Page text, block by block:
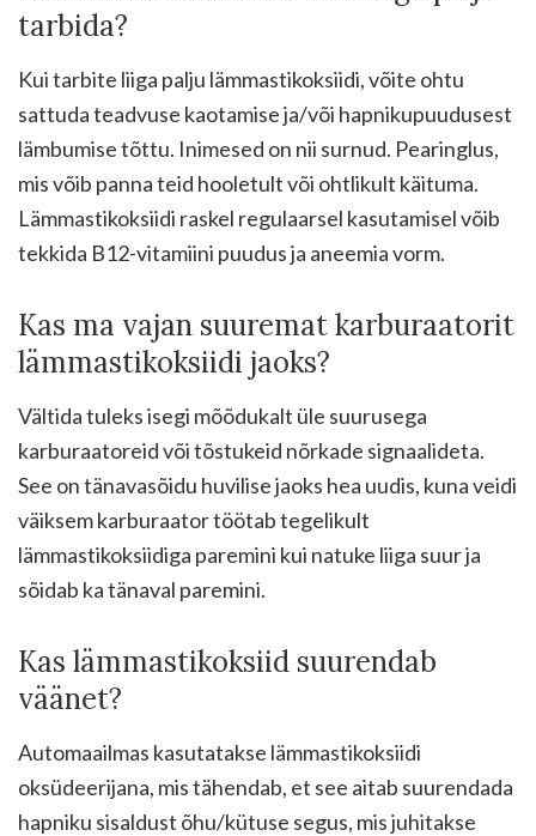
tarbida?
Kui tarbite liiga palju lämmastikoksiidi, võite ohtu
sattuda teadvuse kaotamise ja/või hapnikupuudusest
lämbumise tõttu. Inimesed on nii surnud. Pearinglus,
mis võib panna teid hooletult või ohtlikult käituma.
Lämmastikoksiidi raskel regulaarsel kasutamisel võib
tekkida B12-vitamiini puudus ja aneemia vorm.
Kas ma vajan suuremat karburaatorit
lämmastikoksiidi jaoks?
Vältida tuleks isegi mõõdukalt üle suurusega
karburaatoreid või tõstukeid nõrkade signaalideta.
See on tänavasõidu huvilise jaoks hea uudis, kuna veidi
väiksem karburaator töötab tegelikult
lämmastikoksiidiga paremini kui natuke liiga suur ja
sõidab ka tänaval paremini.
Kas lämmastikoksiid suurendab
väänet?
Automaailmas kasutatakse lämmastikoksiidi
oksüdeerijana, mis tähendab, et see aitab suurendada
hapniku sisaldust õhu/kütuse segus, mis juhitakse